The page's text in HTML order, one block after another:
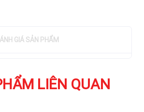
GIÁ SẢN PHẨM
LIÊN QUAN